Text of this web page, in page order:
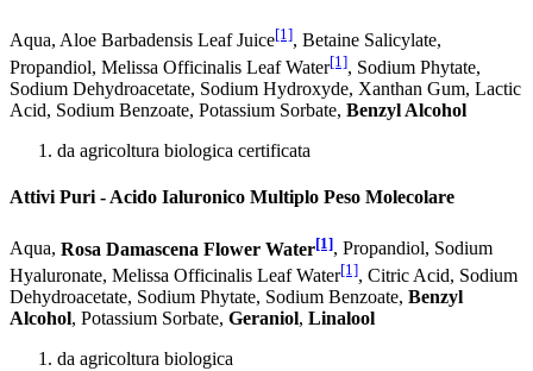
Aqua, Aloe Barbadensis Leaf Juice[1], Betaine Salicylate,
Propandiol, Melissa Officinalis Leaf Water[1], Sodium Phytate,
Sodium Dehydroacetate, Sodium Hydroxyde, Xanthan Gum, Lactic
Acid, Sodium Benzoate, Potassium Sorbate, Benzyl Alcohol
da agricoltura biologica certificata
Attivi Puri - Acido Ialuronico Multiplo Peso Molecolare
Aqua, Rosa Damascena Flower Water[1], Propandiol, Sodium
Hyaluronate, Melissa Officinalis Leaf Water[1], Citric Acid, Sodium
Dehydroacetate, Sodium Phytate, Sodium Benzoate, Benzyl
Alcohol, Potassium Sorbate, Geraniol, Linalool
da agricoltura biologica